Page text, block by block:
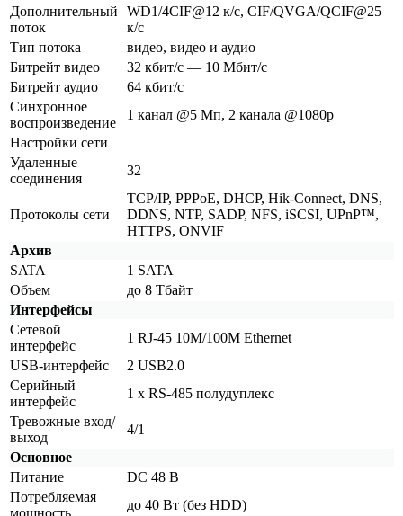
Дополнительный
поток
WD1/4CIF@12 к/с, CIF/QVGA/QCIF@25
к/с
Тип потока
видео, видео и аудио
Битрейт видео
32 кбит/с — 10 Мбит/с
Битрейт аудио
64 кбит/с
Синхронное
воспроизведение
1 канал @5 Мп, 2 канала @1080p
Настройки сети
Удаленные
соединения
32
Протоколы сети
TCP/IP, PPPoE, DHCP, Hik-Connect, DNS,
DDNS, NTP, SADP, NFS, iSCSI, UPnP™,
HTTPS, ONVIF
Архив
SATA
1 SATA
Объем
до 8 Тбайт
Интерфейсы
Сетевой
интерфейс
1 RJ-45 10M/100M Ethernet
USB-интерфейс
2 USB2.0
Серийный
интерфейс
1 x RS-485 полудуплекс
Тревожные вход/
выход
4/1
Основное
Питание
DC 48 В
Потребляемая
мощность
до 40 Вт (без HDD)